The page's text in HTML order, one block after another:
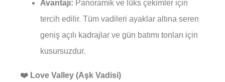
Avantajı: Panoramik ve lüks çekimler için
tercih edilir. Tüm vadileri ayaklar altına seren
geniş açılı kadrajlar ve gün batımı tonları için
kusursuzdur.
❤️ Love Valley (Aşk Vadisi)